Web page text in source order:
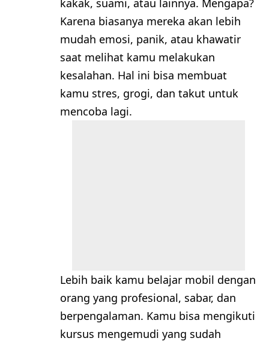
kakak, suami, atau lainnya. Mengapa?
Karena biasanya mereka akan lebih
mudah emosi, panik, atau khawatir
saat melihat kamu melakukan
kesalahan. Hal ini bisa membuat
kamu stres, grogi, dan takut untuk
mencoba lagi.
Lebih baik kamu belajar mobil dengan
orang yang profesional, sabar, dan
berpengalaman. Kamu bisa mengikuti
kursus mengemudi yang sudah